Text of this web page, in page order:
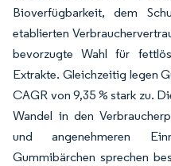
Bioverfügbarkeit, dem
etablierten
bevorzugte Wahl für
Extrakte. Gleichzeitig legen
CAGR von 9,35 % stark zu.
Wandel in den
und angenehmeren
Gummibärchen sprechen